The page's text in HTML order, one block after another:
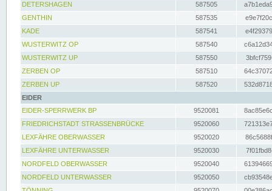
DETERSHAGEN
587505
GENTHIN
587535
KADE
587541
WUSTERWITZ OP
587540
WUSTERWITZ UP
587550
ZERBEN OP
587510
ZERBEN UP
587520
EIDER
EIDER-SPERRWERK BP
9520081
FRIEDRICHSTADT STRASSENBRÜCKE
9520060
LEXFÄHRE OBERWASSER
9520020
LEXFÄHRE UNTERWASSER
9520030
NORDFELD OBERWASSER
9520040
NORDFELD UNTERWASSER
9520050